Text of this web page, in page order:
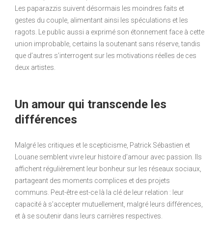
Les paparazzis suivent désormais les moindres faits et
gestes du couple, alimentant ainsi les spéculations et les
ragots. Le public aussi a exprimé son étonnement face à cette
union improbable, certains la soutenant sans réserve, tandis
que d’autres s’interrogent sur les motivations réelles de ces
deux artistes.
Un amour qui transcende les
différences
Malgré les critiques et le scepticisme, Patrick Sébastien et
Louane semblent vivre leur histoire d’amour avec passion. Ils
affichent régulièrement leur bonheur sur les réseaux sociaux,
partageant des moments complices et des projets
communs. Peut-être est-ce là la clé de leur relation : leur
capacité à s’accepter mutuellement, malgré leurs différences,
et à se soutenir dans leurs carrières respectives.